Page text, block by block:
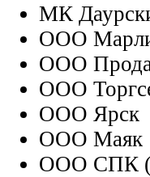
МК
ООО
ООО
ООО
ООО Ярск
ООО Маяк
ООО СПК